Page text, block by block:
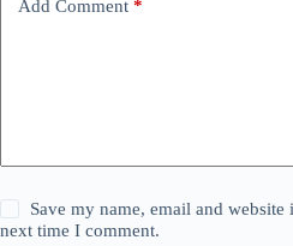
Add Comment *
Save my name, email and
next time I comment.